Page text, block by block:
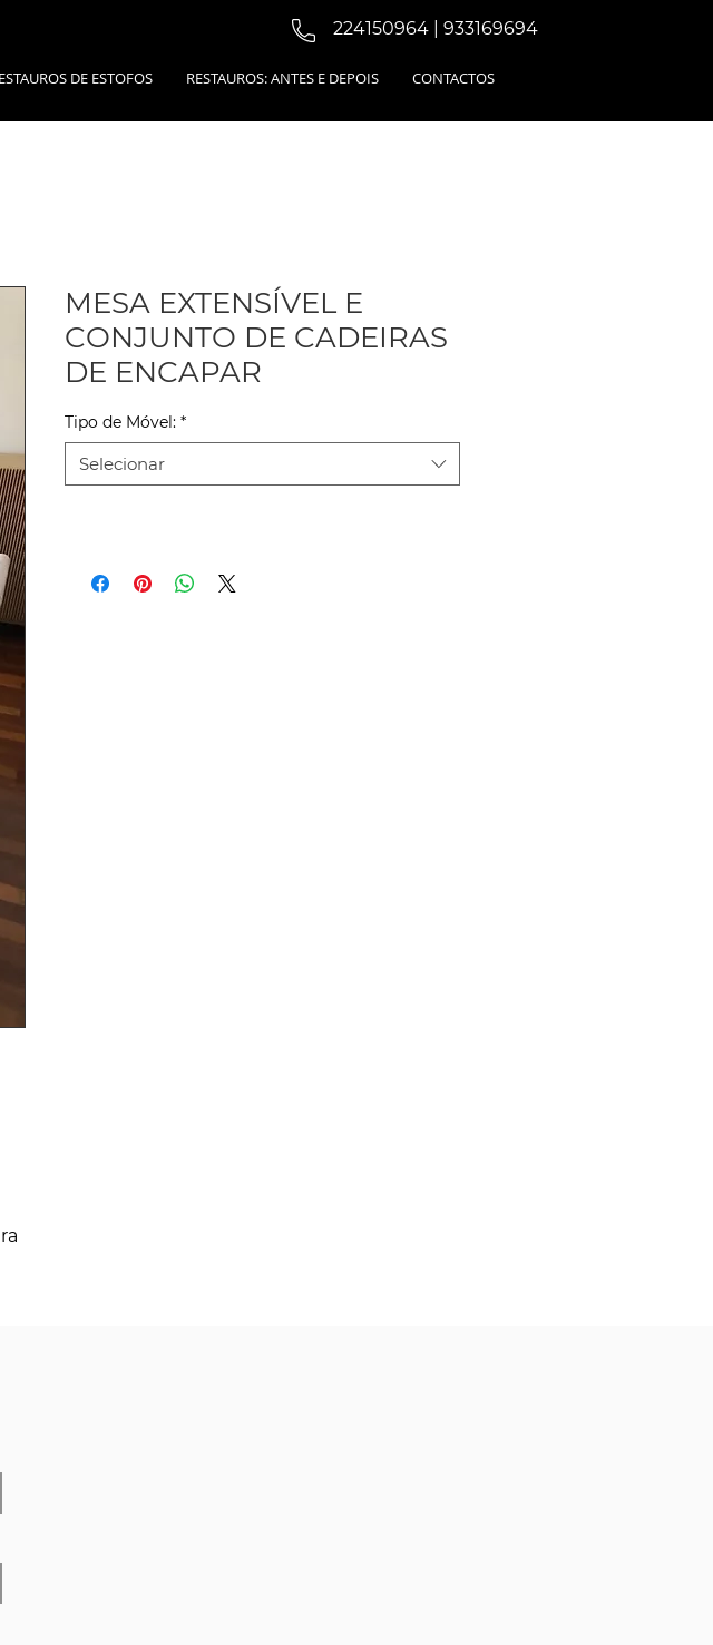
224150964 | 933169694
DE ESTOFOS RESTAUROS: ANTES E DEPOIS CONTACTOS
MESA EXTENSÍVEL E
CONJUNTO DE CADEIRAS
DE ENCAPAR
Tipo de Móvel: *
Selecionar